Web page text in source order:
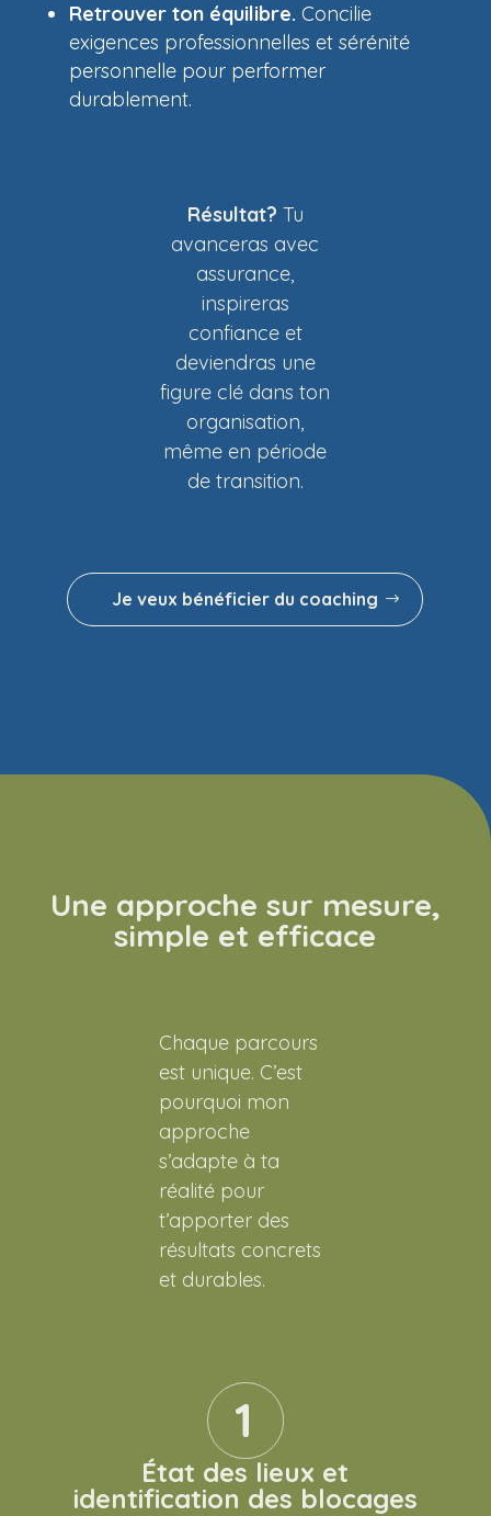
Retrouver ton équilibre. Concilie
exigences professionnelles et sérénité
personnelle pour performer
durablement.
Résultat? Tu
avanceras avec
assurance,
inspireras
confiance et
deviendras une
figure clé dans ton
organisation,
même en période
de transition.
Je veux bénéficier du coaching
Une approche sur mesure,
simple et efficace
Chaque parcours
est unique. C’est
pourquoi mon
approche
s’adapte à ta
réalité pour
t’apporter des
résultats concrets
et durables.
État des lieux et
identification des blocages